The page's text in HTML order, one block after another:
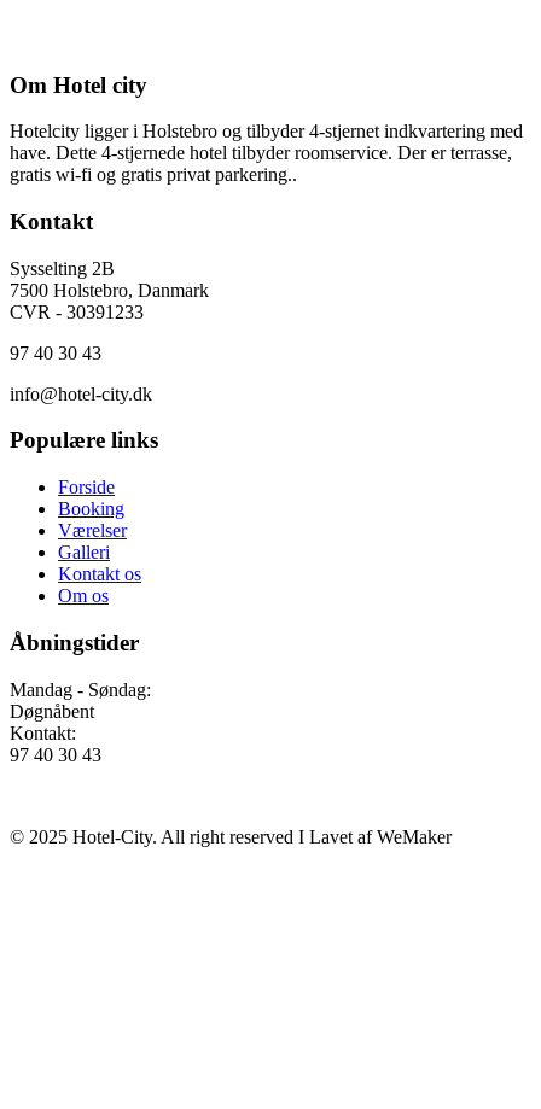
Om Hotel city
Hotelcity ligger i Holstebro og tilbyder 4-stjernet indkvartering med
have. Dette 4-stjernede hotel tilbyder roomservice. Der er terrasse,
gratis wi-fi og gratis privat parkering..
Kontakt
Sysselting 2B
7500 Holstebro, Danmark
CVR - 30391233
97 40 30 43
info@hotel-city.dk
Populære links
Forside
Booking
Værelser
Galleri
Kontakt os
Om os
Åbningstider
Mandag - Søndag:
Døgnåbent
Kontakt:
97 40 30 43
© 2025 Hotel-City. All right reserved I Lavet af WeMaker